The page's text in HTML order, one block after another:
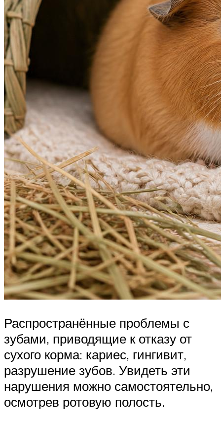
Распространённые проблемы с
зубами, приводящие к отказу от
сухого корма: кариес, гингивит,
разрушение зубов. Увидеть эти
нарушения можно самостоятельно,
осмотрев ротовую полость.